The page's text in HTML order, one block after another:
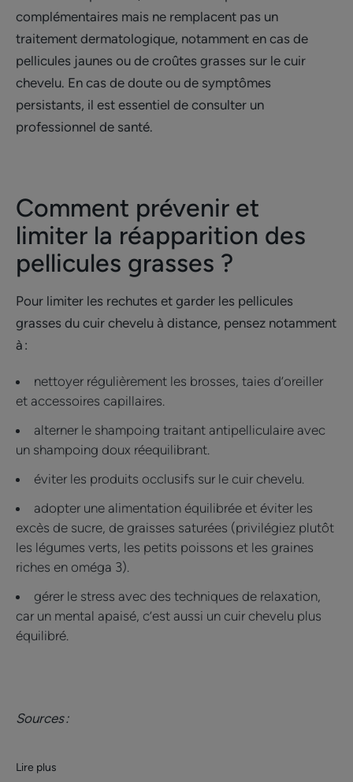
complémentaires mais ne remplacent pas un
traitement dermatologique, notamment en cas de
pellicules jaunes ou de croûtes grasses sur le cuir
chevelu. En cas de doute ou de symptômes
persistants, il est essentiel de consulter un
professionnel de santé.
Comment prévenir et
limiter la réapparition des
pellicules grasses ?
Pour limiter les rechutes et garder les pellicules
grasses du cuir chevelu à distance, pensez notamment
à :
nettoyer régulièrement les brosses, taies d’oreiller
et accessoires capillaires.
alterner le shampoing traitant antipelliculaire avec
un shampoing doux réequilibrant.
éviter les produits occlusifs sur le cuir chevelu.
adopter une alimentation équilibrée et éviter les
excès de sucre, de graisses saturées (privilégiez plutôt
les légumes verts, les petits poissons et les graines
riches en oméga 3).
gérer le stress avec des techniques de relaxation,
car un mental apaisé, c’est aussi un cuir chevelu plus
équilibré.
Sources :
Lire plus